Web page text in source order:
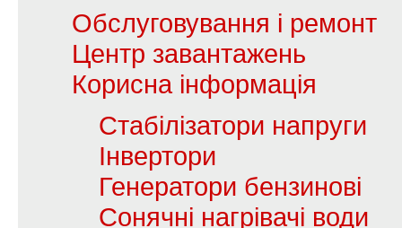
Обслуговування і ремонт
Центр завантажень
Корисна інформація
Стабілізатори напруги
Інвертори
Генератори бензинові
Сонячні нагрівачі води